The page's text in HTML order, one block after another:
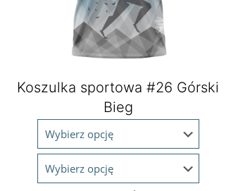
Koszulka sportowa #26 Górski
Bieg